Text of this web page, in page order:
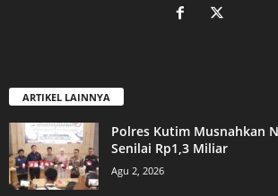
ARTIKEL LAINNYA
Polres Kutim Musnahkan
Senilai Rp1,3 Miliar
Agu 2, 2026